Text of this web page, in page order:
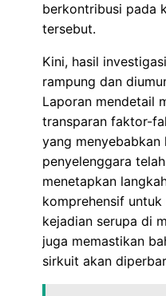
berkontribusi pada
tersebut.
Kini, hasil
rampung dan
Laporan mendetail
transparan faktor-
yang menyebabkan
penyelenggara
menetapkan
komprehensif
kejadian serupa di
juga memastikan
sirkuit akan